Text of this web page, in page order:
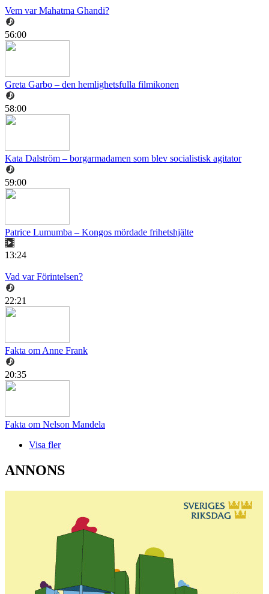
Vem var Mahatma Ghandi?
56:00
Greta Garbo – den hemlighetsfulla filmikonen
58:00
Kata Dalström – borgarmadamen som blev socialistisk agitator
59:00
Patrice Lumumba – Kongos mördade frihetshjälte
13:24
Vad var Förintelsen?
22:21
Fakta om Anne Frank
20:35
Fakta om Nelson Mandela
Visa fler
ANNONS